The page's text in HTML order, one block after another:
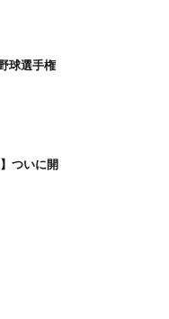
球選手権
ついに開